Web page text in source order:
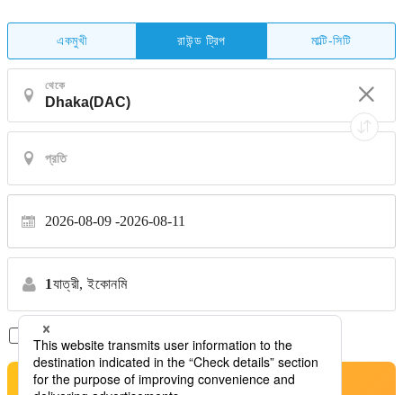
একমুখী রাউন্ড ট্রিপ মাল্টি-সিটি
থেকে
2026-08-09 2026-08-11
1যাত্রী, ইকোনমি
শুধুমাত্র সরাসরি ফ্লাইট *কোন স্থানান্তর নেই
অনুসন্ধান